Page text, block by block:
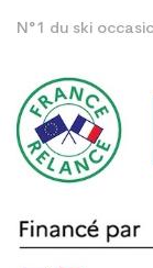
N°1 du ski